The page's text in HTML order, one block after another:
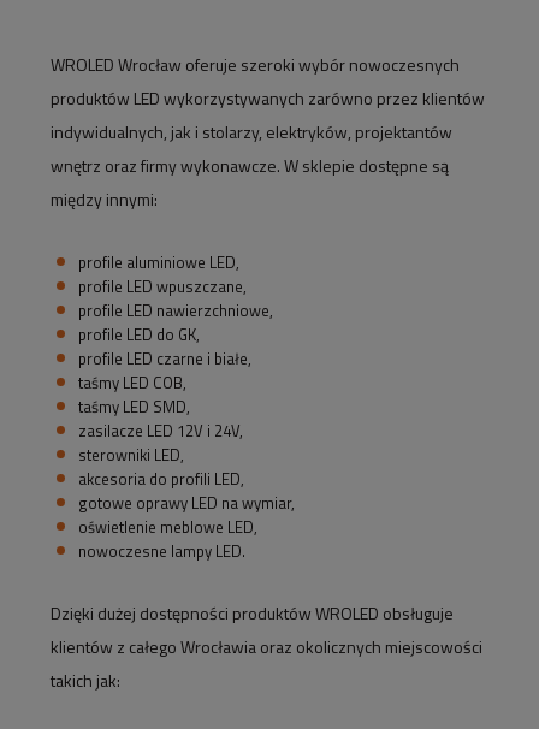
WROLED Wrocław oferuje szeroki wybór nowoczesnych
produktów LED wykorzystywanych zarówno przez klientów
indywidualnych, jak i stolarzy, elektryków, projektantów
wnętrz oraz firmy wykonawcze. W sklepie dostępne są
między innymi:
profile aluminiowe LED,
profile LED wpuszczane,
profile LED nawierzchniowe,
profile LED do GK,
profile LED czarne i białe,
taśmy LED COB,
taśmy LED SMD,
zasilacze LED 12V i 24V,
sterowniki LED,
akcesoria do profili LED,
gotowe oprawy LED na wymiar,
oświetlenie meblowe LED,
nowoczesne lampy LED.
Dzięki dużej dostępności produktów WROLED obsługuje
klientów z całego Wrocławia oraz okolicznych miejscowości
takich jak: